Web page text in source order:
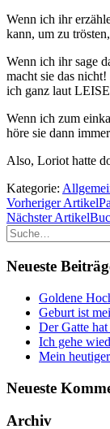
Wenn ich ihr
kann, um zu
Wenn ich ihr sage
macht sie das
ich ganz laut
Wenn ich zum
höre sie dann
Also, Loriot hatte
Kategorie:
Vorheriger Artikel
Nächster Artikel
Suche
Neueste
Goldene
Geburt ist
Der Gatte
Ich gehe
Mein
Neueste
Archiv